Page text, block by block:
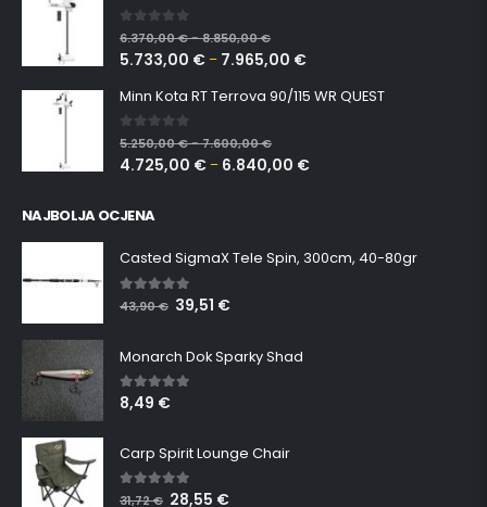
0 out of 5
6.370,00€–8.850,00€
5.733,00 € – 7.965,00 €
Minn Kota RT Terrova 90/115 WR QUEST
0 out of 5
5.250,00€–7.600,00€
4.725,00 € – 6.840,00 €
NAJBOLJA OCJENA
Casted SigmaX Tele Spin, 300cm, 40-80gr
5.00 out of 5
43,90€ 39,51 €
Monarch Dok Sparky Shad
5.00 out of 5
8,49 €
Carp Spirit Lounge Chair
5.00 out of 5
31,72€ 28,55 €